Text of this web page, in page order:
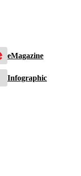
eMagazine
Infographic